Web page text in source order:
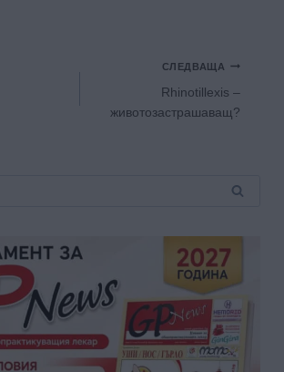
СЛЕДВАЩА
Rhinotillexis –
животозастрашаващ?